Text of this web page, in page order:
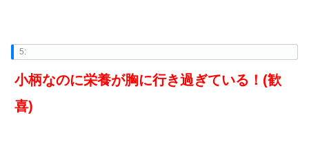
5:
小柄なのに栄養が胸に行き過ぎている！(歓
喜)